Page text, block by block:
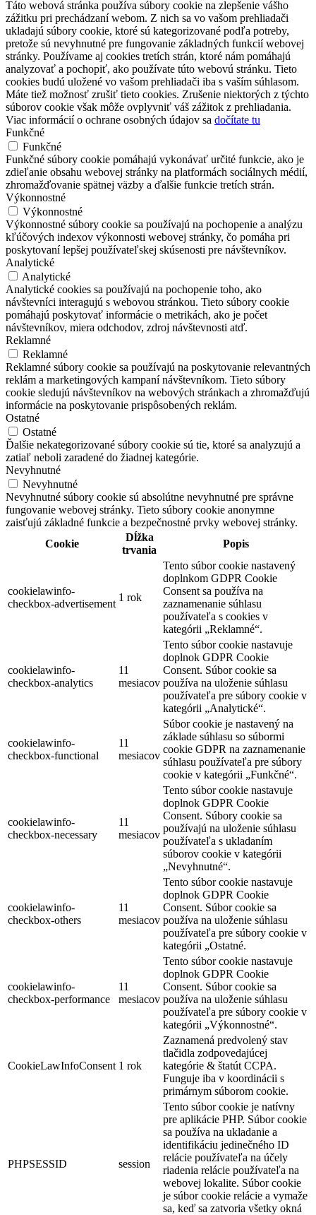
Táto webová stránka používa súbory cookie na zlepšenie vášho
zážitku pri prechádzaní webom. Z nich sa vo vašom prehliadači
ukladajú súbory cookie, ktoré sú kategorizované podľa potreby,
pretože sú nevyhnutné pre fungovanie základných funkcií webovej
stránky. Používame aj cookies tretích strán, ktoré nám pomáhajú
analyzovať a pochopiť, ako používate túto webovú stránku. Tieto
cookies budú uložené vo vašom prehliadači iba s vaším súhlasom.
Máte tiež možnosť zrušiť tieto cookies. Zrušenie niektorých z týchto
súborov cookie však môže ovplyvniť váš zážitok z prehliadania.
Viac informácií o ochrane osobných údajov sa dočítate tu
Funkčné
Funkčné
Funkčné súbory cookie pomáhajú vykonávať určité funkcie, ako je
zdieľanie obsahu webovej stránky na platformách sociálnych médií,
zhromažďovanie spätnej väzby a ďalšie funkcie tretích strán.
Výkonnostné
Výkonnostné
Výkonnostné súbory cookie sa používajú na pochopenie a analýzu
kľúčových indexov výkonnosti webovej stránky, čo pomáha pri
poskytovaní lepšej používateľskej skúsenosti pre návštevníkov.
Analytické
Analytické
Analytické cookies sa používajú na pochopenie toho, ako
návštevníci interagujú s webovou stránkou. Tieto súbory cookie
pomáhajú poskytovať informácie o metrikách, ako je počet
návštevníkov, miera odchodov, zdroj návštevnosti atď.
Reklamné
Reklamné
Reklamné súbory cookie sa používajú na poskytovanie relevantných
reklám a marketingových kampaní návštevníkom. Tieto súbory
cookie sledujú návštevníkov na webových stránkach a zhromažďujú
informácie na poskytovanie prispôsobených reklám.
Ostatné
Ostatné
Ďalšie nekategorizované súbory cookie sú tie, ktoré sa analyzujú a
zatiaľ neboli zaradené do žiadnej kategórie.
Nevyhnutné
Nevyhnutné
Nevyhnutné súbory cookie sú absolútne nevyhnutné pre správne
fungovanie webovej stránky. Tieto súbory cookie anonymne
zaisťujú základné funkcie a bezpečnostné prvky webovej stránky.
Cookie
Dĺžka
trvania
Popis
cookielawinfo-
checkbox-advertisement
1 rok
Tento súbor cookie nastavený
doplnkom GDPR Cookie
Consent sa používa na
zaznamenanie súhlasu
používateľa s cookies v
kategórii „Reklamné“.
cookielawinfo-
checkbox-analytics
11
mesiacov
Tento súbor cookie nastavuje
doplnok GDPR Cookie
Consent. Súbor cookie sa
používa na uloženie súhlasu
používateľa pre súbory cookie v
kategórii „Analytické“.
cookielawinfo-
checkbox-functional
11
mesiacov
Súbor cookie je nastavený na
základe súhlasu so súbormi
cookie GDPR na zaznamenanie
súhlasu používateľa pre súbory
cookie v kategórii „Funkčné“.
cookielawinfo-
checkbox-necessary
11
mesiacov
Tento súbor cookie nastavuje
doplnok GDPR Cookie
Consent. Súbory cookie sa
používajú na uloženie súhlasu
používateľa s ukladaním
súborov cookie v kategórii
„Nevyhnutné“.
cookielawinfo-
checkbox-others
11
mesiacov
Tento súbor cookie nastavuje
doplnok GDPR Cookie
Consent. Súbor cookie sa
používa na uloženie súhlasu
používateľa pre súbory cookie v
kategórii „Ostatné.
cookielawinfo-
checkbox-performance
11
mesiacov
Tento súbor cookie nastavuje
doplnok GDPR Cookie
Consent. Súbor cookie sa
používa na uloženie súhlasu
používateľa pre súbory cookie v
kategórii „Výkonnostné“.
CookieLawInfoConsent 1 rok
Zaznamená predvolený stav
tlačidla zodpovedajúcej
kategórie & štatút CCPA.
Funguje iba v koordinácii s
primárnym súborom cookie.
PHPSESSID session
Tento súbor cookie je natívny
pre aplikácie PHP. Súbor cookie
sa používa na ukladanie a
identifikáciu jedinečného ID
relácie používateľa na účely
riadenia relácie používateľa na
webovej lokalite. Súbor cookie
je súbor cookie relácie a vymaže
sa, keď sa zatvoria všetky okná